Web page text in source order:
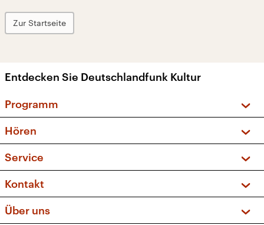
Zur Startseite
Entdecken Sie Deutschlandfunk Kultur
Programm
Sendungen und Podcasts
Musikliste
Kakadu – Das Kinderprogramm
Hören
Frequenzen (UKW + DAB+)
Service
FAQ
Apps
Newsletter
Kontakt
Über uns